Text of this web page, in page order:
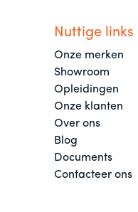
Nuttige links
Onze merken
Showroom
Opleidingen
Onze klanten
Over ons
Blog
Documents
Contacteer ons